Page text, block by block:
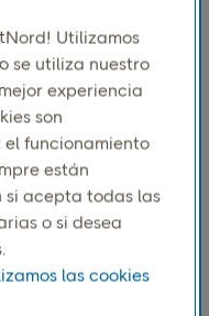
todo en una
Utilizamos
se utiliza nuestro
experiencia
son
funcionamiento
están
acepta todas las
o si desea
las cookies